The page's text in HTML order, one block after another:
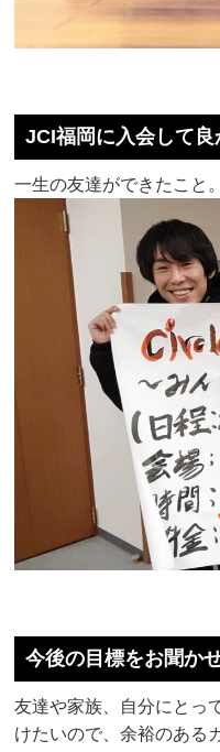
JCI福岡に入会して
一生の友達ができたこと。
今後の目標をお聞か
友達や家族、自分にとっ
けたいので、余裕のある